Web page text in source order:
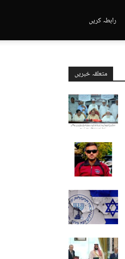
رابطہ کریں
متعلقہ خبریں